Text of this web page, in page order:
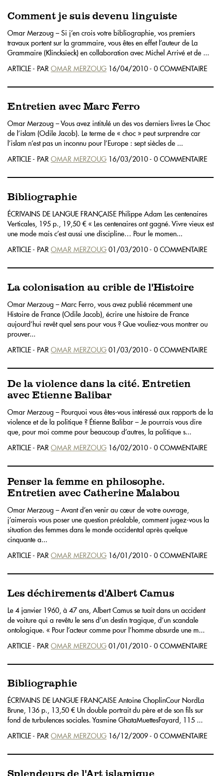
Comment je suis devenu linguiste
Omar Merzoug – Si j’en crois votre bibliographie, vos premiers
travaux portent sur la grammaire, vous êtes en effet l’auteur de La
Grammaire (Klincksieck) en collaboration avec Michel Arrivé et de ...
ARTICLE - PAR OMAR MERZOUG 16/04/2010 - 0 COMMENTAIRE
Entretien avec Marc Ferro
Omar Merzoug – Vous avez intitulé un des vos derniers livres Le Choc
de l’islam (Odile Jacob). Le terme de « choc » peut surprendre car
l’islam n’est pas un inconnu pour l’Europe : sept siècles de ...
ARTICLE - PAR OMAR MERZOUG 16/03/2010 - 0 COMMENTAIRE
Bibliographie
ÉCRIVAINS DE LANGUE FRANÇAISE Philippe Adam Les centenaires
Verticales, 195 p., 19,50 € « Les centenaires ont gagné. Vivre vieux est
une mode mais c’est aussi une discipline… Pour le momen...
ARTICLE - PAR OMAR MERZOUG 01/03/2010 - 0 COMMENTAIRE
La colonisation au crible de l'Histoire
Omar Merzoug – Marc Ferro, vous avez publié récemment une
Histoire de France (Odile Jacob), écrire une histoire de France
aujourd’hui revêt quel sens pour vous ? Que vouliez-vous montrer ou
prouver...
ARTICLE - PAR OMAR MERZOUG 01/03/2010 - 0 COMMENTAIRE
De la violence dans la cité. Entretien
avec Etienne Balibar
Omar Merzoug – Pourquoi vous êtes-vous intéressé aux rapports de la
violence et de la politique ? Étienne Balibar – Je pourrais vous dire
que, pour moi comme pour beaucoup d’autres, la politique s...
ARTICLE - PAR OMAR MERZOUG 16/02/2010 - 0 COMMENTAIRE
Penser la femme en philosophe.
Entretien avec Catherine Malabou
Omar Merzoug – Avant d’en venir au cœur de votre ouvrage,
j’aimerais vous poser une question préalable, comment jugez-vous la
situation des femmes dans le monde occidental après quelque
cinquante a...
ARTICLE - PAR OMAR MERZOUG 16/01/2010 - 0 COMMENTAIRE
Les déchirements d'Albert Camus
Le 4 janvier 1960, à 47 ans, Albert Camus se tuait dans un accident
de voiture qui a revêtu le sens d’un destin tragique, d’un scandale
ontologique. « Pour l’acteur comme pour l’homme absurde une m...
ARTICLE - PAR OMAR MERZOUG 01/01/2010 - 0 COMMENTAIRE
Bibliographie
ÉCRIVAINS DE LANGUE FRANÇAISE Antoine ChoplinCour NordLa
Brune, 136 p., 13,50 € Un double portrait du père et de son fils sur
fond de turbulences sociales. Yasmine GhataMuettesFayard, 115 ...
ARTICLE - PAR OMAR MERZOUG 16/12/2009 - 0 COMMENTAIRE